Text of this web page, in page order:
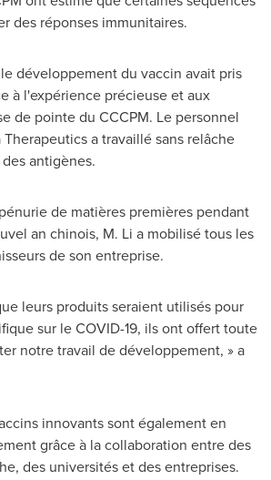
des réponses immunitaires.
développement du vaccin avait pris
à l'expérience précieuse et aux
de pointe du CCCPM. Le personnel
a travaillé sans relâche
antigènes.
de matières premières pendant
an chinois, M. Li a mobilisé tous les
de son entreprise.
leurs produits seraient utilisés pour
sur le COVID-19, ils ont offert toute
notre travail de développement, » a
innovants sont également en
grâce à la collaboration entre des
des universités et des entreprises.